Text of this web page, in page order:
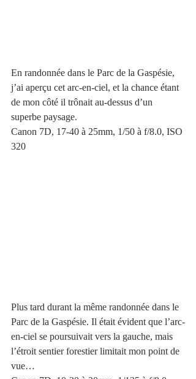
En randonnée dans le Parc de la Gaspésie,
j’ai aperçu cet arc-en-ciel, et la chance étant
de mon côté il trônait au-dessus d’un
superbe paysage.
Canon 7D, 17-40 à 25mm, 1/50 à f/8.0, ISO
320
Plus tard durant la même randonnée dans le
Parc de la Gaspésie. Il était évident que l’arc-
en-ciel se poursuivait vers la gauche, mais
l’étroit sentier forestier limitait mon point de
vue…